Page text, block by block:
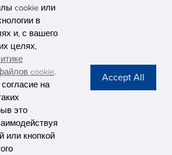
PHARMAPACK
ABOUT US
Privacy Stateme
cookie или
в
и, с вашего
целях,
cookie.
на
это
или кнопкой